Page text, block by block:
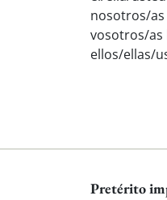
nosotros/
vosotros/as
ellos/ellas/
Pretérito